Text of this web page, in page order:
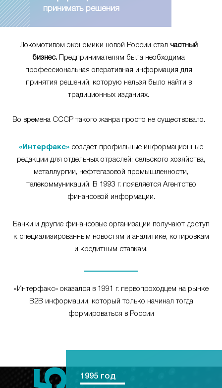
принимать решения
Локомотивом экономики новой России стал частный
бизнес. Предпринимателям была необходима
профессиональная оперативная информация для
принятия решений, которую нельзя было найти в
традиционных изданиях.
Во времена СССР такого жанра просто не существовало.
«Интерфакс» создает профильные информационные
редакции для отдельных отраслей: сельского хозяйства,
металлургии, нефтегазовой промышленности,
телекоммуникаций. В 1993 г. появляется Агентство
финансовой информации.
Банки и другие финансовые организации получают доступ
к специализированным новостям и аналитике, котировкам
и кредитным ставкам.
«Интерфакс» оказался в 1991 г. первопроходцем на рынке
B2B информации, который только начинал тогда
формироваться в России
1995 год